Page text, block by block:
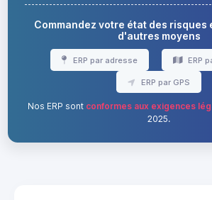
Commandez votre état des risques
d'autres moyens
ERP par adresse ERP
ERP par GPS
Nos ERP sont conformes aux exigences
2025.